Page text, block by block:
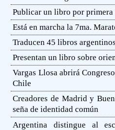
Publicar un libro por primera
Está en marcha la 7ma.
Traducen 45 libros argentinos
Presentan un libro sobre
Vargas Llosa abrirá
Chile
Creadores de Madrid y
seña de identidad común
Argentina distingue al